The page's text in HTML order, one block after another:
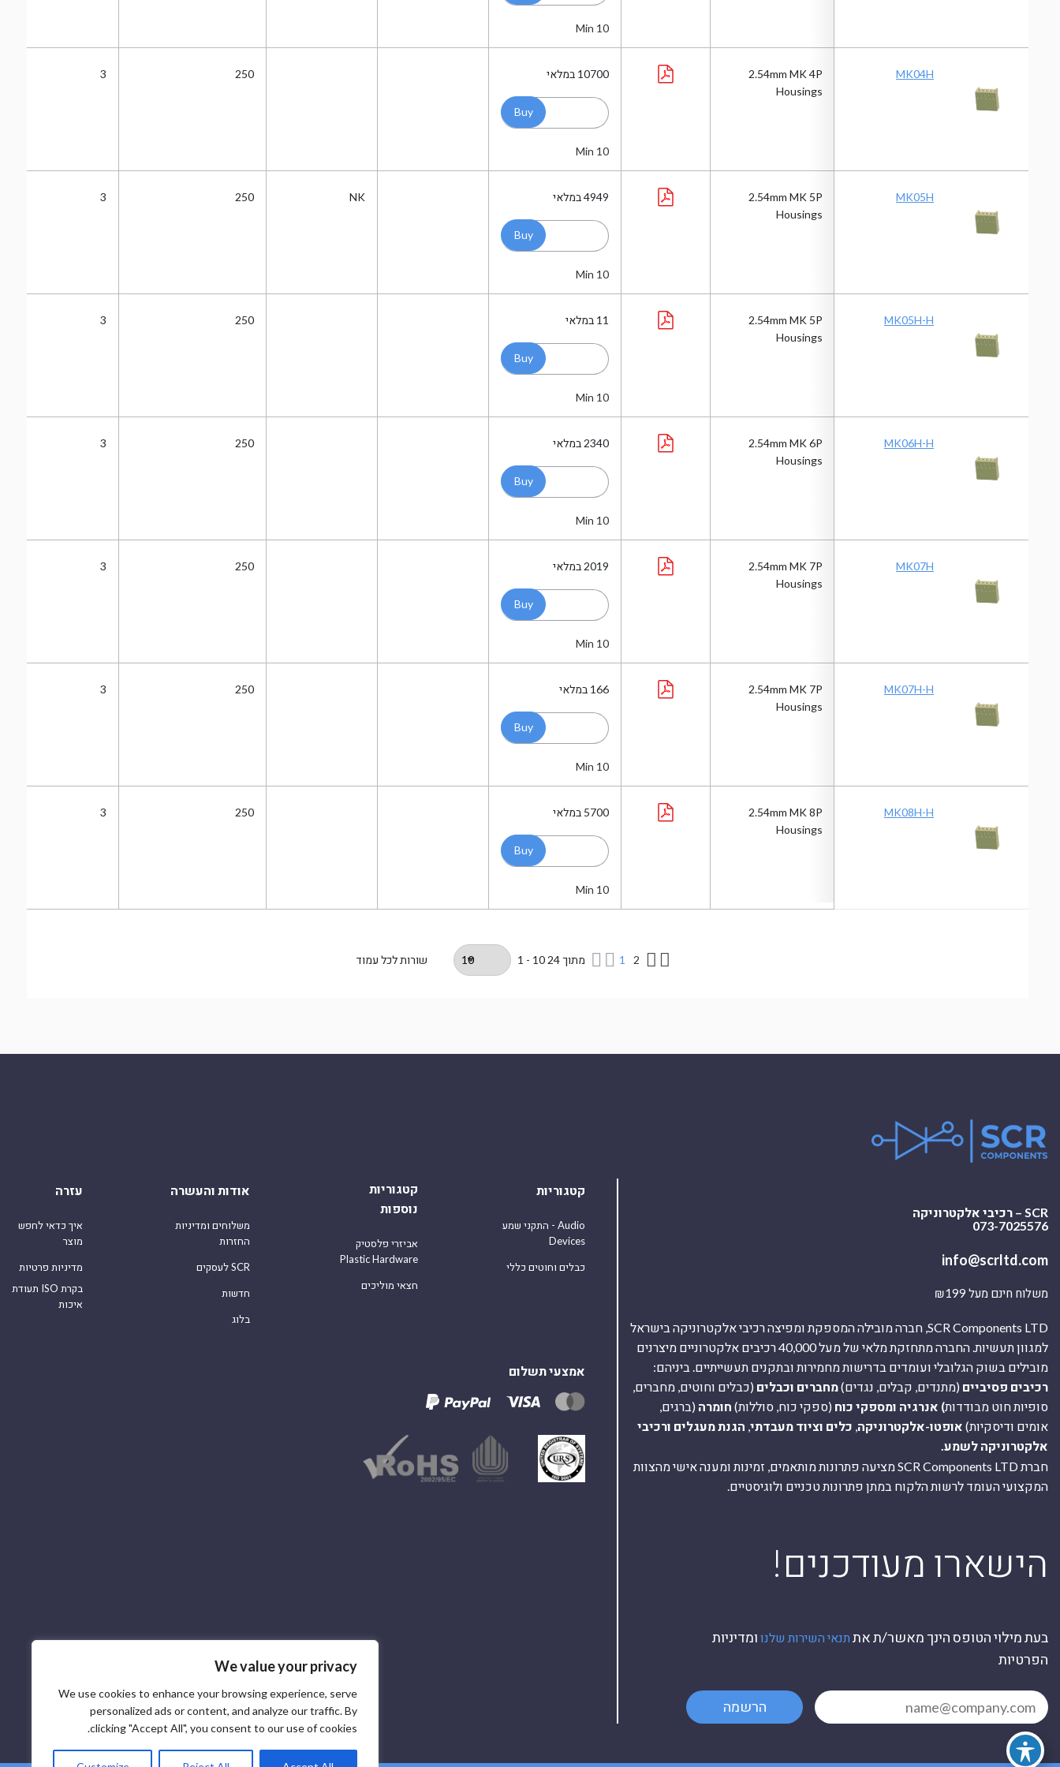
We value your privacy
We use cookies to enhance your browsing experience, serve
personalized ads or content, and analyze our traffic. By
clicking "Accept All", you consent to our use of cookies.
Min 10
MK04H
2.54mm MK 4P
Housings
10700 במלאי
Min 10
250
3
MK05H
2.54mm MK 5P
Housings
4949 במלאי
Min 10
NK
250
3
MK05H-H
2.54mm MK 5P
Housings
11 במלאי
Min 10
250
3
MK06H-H
2.54mm MK 6P
Housings
2340 במלאי
Min 10
250
3
MK07H
2.54mm MK 7P
Housings
2019 במלאי
Min 10
250
3
MK07H-H
2.54mm MK 7P
Housings
166 במלאי
Min 10
250
3
MK08H-H
2.54mm MK 8P
Housings
5700 במלאי
Min 10
250
3
שורות לכל עמוד 1 - 10 מתוך24 1 2
SCR – רכיבי אלקטרוניקה
073-7025576
info@scrltd.com
משלוח חינם מעל ₪199
SCR Components LTD, חברה מובילה המספקת ומפיצה רכיבי אלקטרוניקה בישראל
למגוון תעשיות. החברה מתחזקת מלאי של מעל 40,000 רכיבים אלקטרוניים מיצרנים
מובילים בשוק הגלובלי ועומדים בדרישות מחמירות ובתקנים תעשייתיים. ביניהם:
רכיבים פסיביים (מתנדים, קבלים, נגדים)מחברים וכבלים (כבלים וחוטים, מחברים,
סופיות חוט מבודדות) אנרגיה ומספקי כוח (ספקי כוח, סוללות) חומרה (ברגים,
אומים ודיסקיות) אופטו-אלקטרוניקה, כלים וציוד מעבדתי, הגנת מעגלים ורכיבי
אלקטרוניקה לשמע.
חברת SCR Components LTD מציעה פתרונות מותאמים, זמינות ומענה אישי מהצוות
המקצועי העומד לרשות הלקוח במתן פתרונות טכניים ולוגיסטיים.
!הישארו מעודכנים
בעת מילוי הטופס הינך מאשר/ת את תנאי השירות שלנו ומדיניות
הפרטיות
הרשמה
קטגוריות
התקני שמע - Audio
Devices
כבלים וחוטים כללי
קטגוריות
נוספות
אביזרי פלסטיק
Plastic Hardware
חצאי מוליכים
אודות והעשרה
משלוחים ומדיניות
החזרות
לעסקים SCR
חדשות
בלוג
עזרה
איך כדאי לחפש
מוצר
מדיניות פרטיות
תעודת ISO בקרת
איכות
אמצעי תשלום